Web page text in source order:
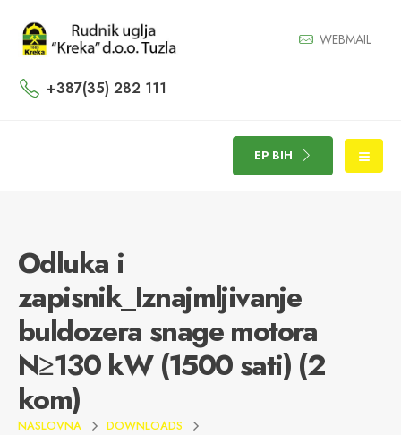
WEBMAIL
+387(35) 282 111
EP BIH
Odluka i
zapisnik_Iznajmljivanje
buldozera snage motora
N≥130 kW (1500 sati) (2
kom)
NASLOVNA
DOWNLOADS